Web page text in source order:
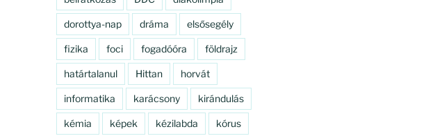
dorottya-nap dráma elsősegély
fizika foci fogadóóra földrajz
határtalanul Hittan horvát
informatika karácsony kirándulás
kémia képek kézilabda kórus